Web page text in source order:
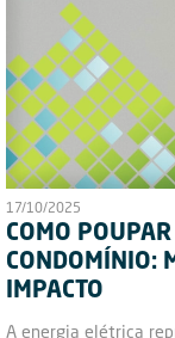
17/10/2025
COMO
CONDOMÍNIO:
IMPACTO
A energia elétrica